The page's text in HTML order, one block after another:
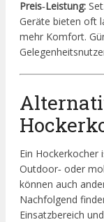
Preis‑Leistung:
Geräte bieten oft
mehr Komfort.
Ein
Outdoor‑ oder
können auch
Nachfolgend
Einsatzbereich